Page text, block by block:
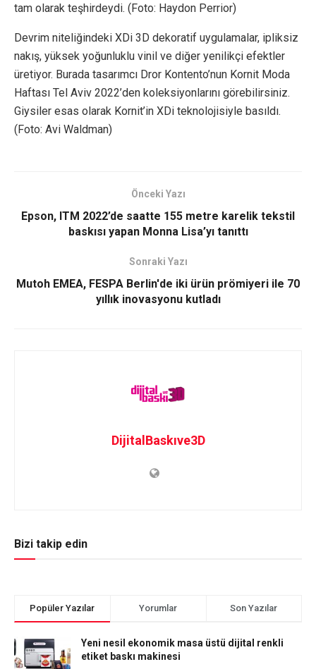
tam olarak teşhirdeydi. (Foto: Haydon Perrior)
Devrim niteliğindeki XDi 3D dekoratif uygulamalar, ipliksiz
nakış, yüksek yoğunluklu vinil ve diğer yenilikçi efektler
üretiyor. Burada tasarımcı Dror Kontento’nun Kornit Moda
Haftası Tel Aviv 2022’den koleksiyonlarını görebilirsiniz.
Giysiler esas olarak Kornit’in XDi teknolojisiyle basıldı.
(Foto: Avi Waldman)
Önceki Yazı
Epson, ITM 2022’de saatte 155 metre karelik tekstil
baskısı yapan Monna Lisa’yı tanıttı
Sonraki Yazı
Mutoh EMEA, FESPA Berlin'de iki ürün prömiyeri ile 70
yıllık inovasyonu kutladı
DijitalBaskıve3D
Bizi takip edin
Popüler Yazılar Yorumlar Son Yazılar
Yeni nesil ekonomik masa üstü dijital renkli
etiket baskı makinesi